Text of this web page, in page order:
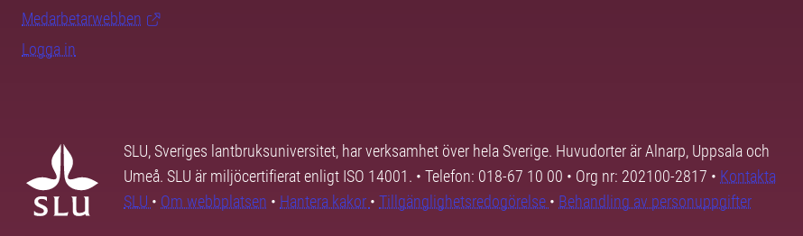
Medarbetarwebben
Logga in
SLU, Sveriges lantbruksuniversitet, har verksamhet över hela Sverige. Huvudorter är Alnarp, Uppsala och
Umeå. SLU är miljöcertifierat enligt ISO 14001. • Telefon: 018-67 10 00 • Org nr: 202100-2817 • Kontakta
SLU • Om webbplatsen • Hantera kakor • Tillgänglighetsredogörelse • Behandling av personuppgifter